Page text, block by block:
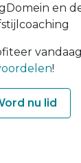
en
!
nu lid